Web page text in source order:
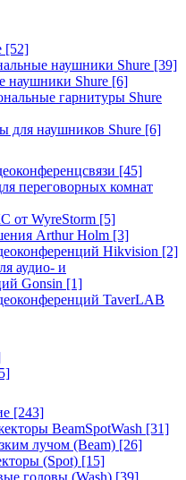
[52]
наушники Shure [39]
наушники Shure [6]
гарнитуры Shure
для наушников Shure [6]
[45]
переговорных комнат
от WyreStorm [5]
Arthur Holm [3]
Hikvision [2]
аудио- и
Gonsin [1]
TaverLAB
[243]
BeamSpotWash [31]
лучом (Beam) [26]
(Spot) [15]
головы (Wash) [39]